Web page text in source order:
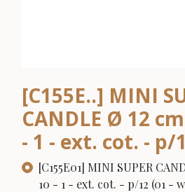
[C155E..] MINI
CANDLE Ø 12
- 1 - ext. cot. - p/
[C155E01] MINI SUPER
10 - 1 - ext. cot. - p/12 (01 -